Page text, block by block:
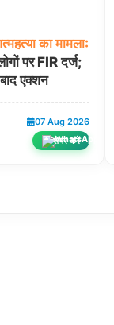
का मामला:
पर FIR दर्ज;
एक्शन
07 Aug 2026
शेयर करें